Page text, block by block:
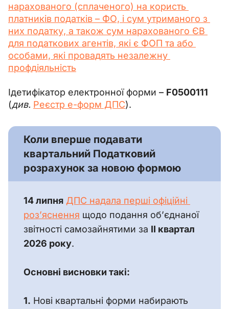
нарахованого (сплаченого) на користь
платників податків – ФО, і сум утриманого з
них податку, а також сум нарахованого ЄВ
для податкових агентів, які є ФОП та або
особами, які провадять незалежну
профдіяльність
Ідетифікатор електронної форми – F0500111
(див. Реєстр е-форм ДПС).
Коли вперше подавати
квартальний Податковий
розрахунок за новою формою
14 липня ДПС надала перші офіційні
роз’яснення щодо подання об’єднаної
звітності самозайнятими за II квартал
2026 року.
Основні висновки такі:
1. Нові квартальні форми набирають